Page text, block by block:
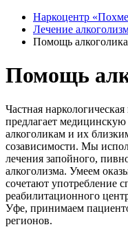
Наркоцентр
Лечение
Помощь
Помощь
Частная
предлагает
алкоголикам и их
созависимости. Мы
лечения запойного,
алкоголизма. Умеем
сочетают употребление
реабилитационного
Уфе, принимаем
регионов.